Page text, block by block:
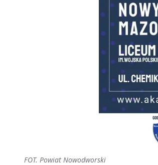
FOT. Powiat Nowodworski